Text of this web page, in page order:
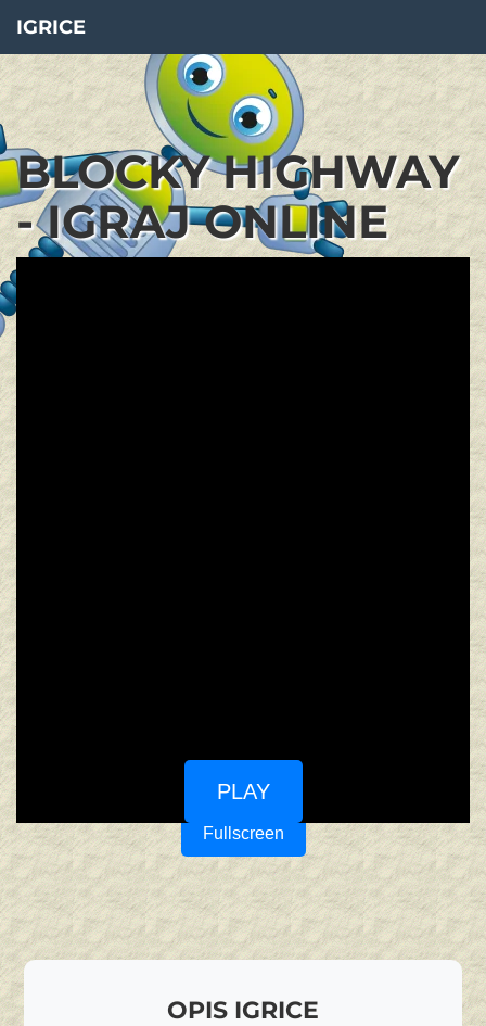
IGRICE
BLOCKY HIGHWAY
- IGRAJ ONLINE
PLAY
Fullscreen
OPIS IGRICE